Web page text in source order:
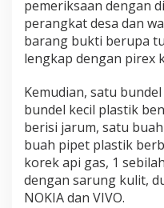
pemeriksaan dengan
perangkat desa dan
barang bukti berupa
lengkap dengan pirex
Kemudian, satu
bundel kecil plastik
berisi jarum, satu
buah pipet plastik
korek api gas, 1
dengan sarung kulit,
NOKIA dan VIVO.